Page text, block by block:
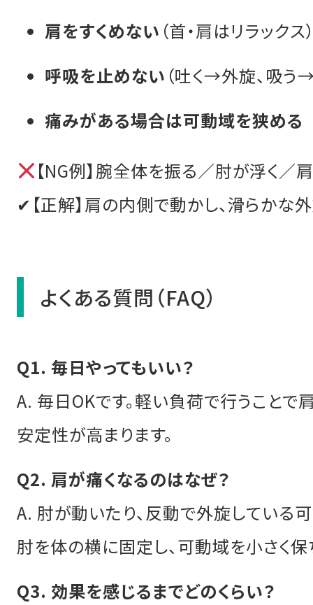
肩をすくめない （首・肩はリラックス
呼吸を止めない （吐く→外旋、吸う
痛みがある場合は可動域を狭める
【NG例】腕全体を振る／肘が浮く／
✔【正解】肩の内側で動かし、滑らかな
よくある質問（FAQ）
Q1. 毎日やってもいい？
A. 毎日OKです。軽い負荷で行うことで
安定性が高まります。
Q2. 肩が痛くなるのはなぜ？
A. 肘が動いたり、反動で外旋している
肘を体の横に固定し、可動域を小さく保
Q3. 効果を感じるまでどのくらい？